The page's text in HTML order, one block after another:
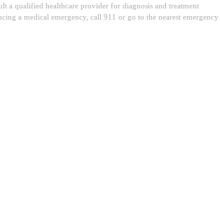
a qualified healthcare provider for diagnosis and treatment
a medical emergency, call 911 or go to the nearest emergency